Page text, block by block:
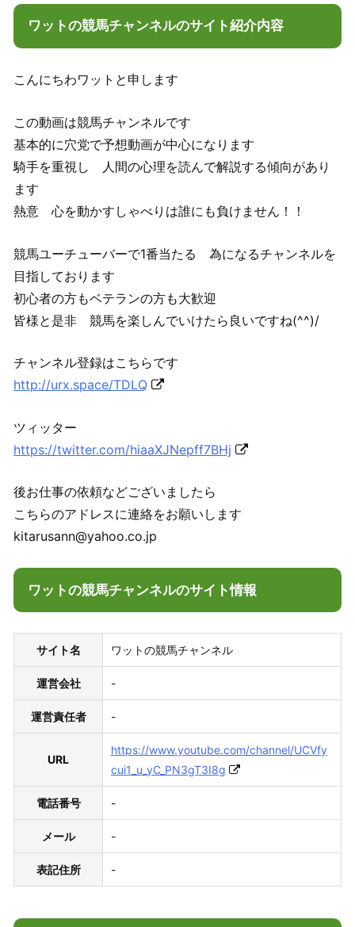
ワットの競馬チャンネルのサイト紹介内容
こんにちわワットと申します
この動画は競馬チャンネルです
基本的に穴党で予想動画が中心になります
騎手を重視し 人間の心理を読んで解説する傾向があり
ます
熱意 心を動かすしゃべりは誰にも負けません！！
競馬ユーチューバーで1番当たる 為になるチャンネルを
目指しております
初心者の方もベテランの方も大歓迎
皆様と是非 競馬を楽しんでいけたら良いですね(^^)/
チャンネル登録はこちらです
http://urx.space/TDLQ
ツィッター
https://twitter.com/hiaaXJNepff7BHj
後お仕事の依頼などございましたら
こちらのアドレスに連絡をお願いします
kitarusann@yahoo.co.jp
ワットの競馬チャンネルのサイト情報
サイト名 ワットの競馬チャンネル
運営会社 -
運営責任者 -
URL
https://www.youtube.com/channel/UCVfy
cui1_u_yC_PN3gT3I8g
電話番号 -
メール -
表記住所 -